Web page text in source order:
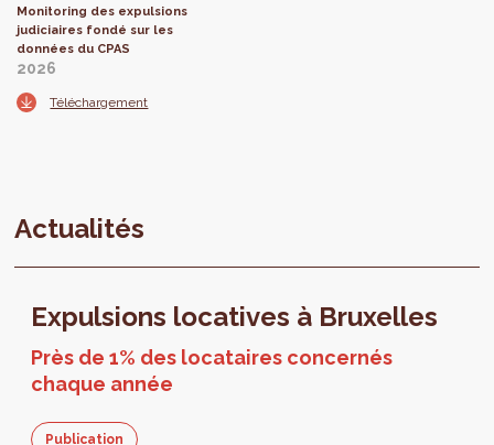
Monitoring des expulsions
judiciaires fondé sur les
données du CPAS
2026
Téléchargement
Actualités
Expulsions locatives à Bruxelles
Près de 1% des locataires concernés
chaque année
Publication